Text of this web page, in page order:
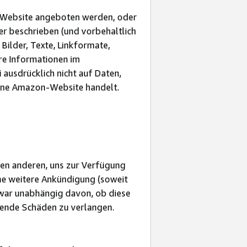
angeboten werden, oder
beschrieben (und vorbehaltlich
Texte, Linkformate,
Informationen im
nicht auf Daten,
Amazon-Website handelt.
anderen, uns zur Verfügung
weitere Ankündigung (soweit
unabhängig davon, ob diese
Schäden zu verlangen.